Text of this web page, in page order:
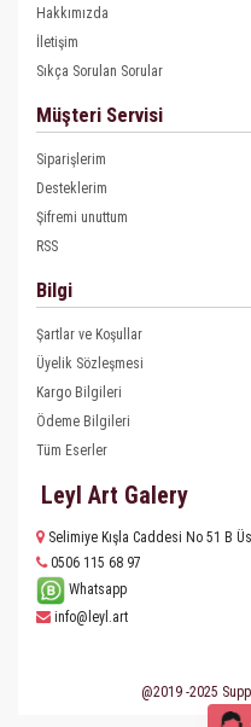
Hakkımızda
İletişim
Sıkça Sorulan Sorular
Müşteri Servisi
Siparişlerim
Desteklerim
Şifremi unuttum
RSS
Bilgi
Şartlar ve Koşullar
Üyelik Sözleşmesi
Kargo Bilgileri
Ödeme Bilgileri
Tüm Eserler
Leyl Art Galery
Selimiye Kışla Caddesi No 51 B
0506 115 68 97
Whatsapp
info@leyl.art
@2019 -2025